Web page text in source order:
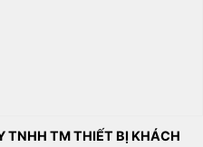
TNHH TM THIẾT BỊ KHÁCH